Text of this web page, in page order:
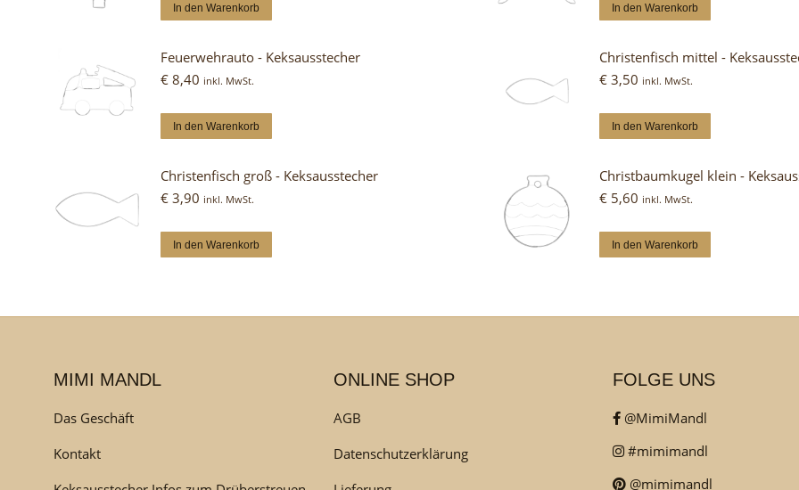
In den Warenkorb In den Warenkorb
Feuerwehrauto - Keksausstecher
€ 8,40 inkl. MwSt.
In den Warenkorb
Christenfisch mittel -
€ 3,50 inkl. MwSt.
In den Warenkorb
Christenfisch groß - Keksausstecher
€ 3,90 inkl. MwSt.
In den Warenkorb
Christbaumkugel klein -
€ 5,60 inkl. MwSt.
In den Warenkorb
MIMI MANDL
Das Geschäft
Kontakt
ONLINE SHOP
AGB
Datenschutzerklärung
FOLGE UNS
@MimiMandl
#mimimandl
@mimimandl